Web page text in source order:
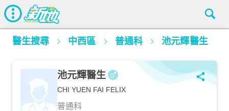
醫生搜尋 中西區 普通科 池元輝醫生
池元輝醫生
CHI YUEN FAI FELIX
普通科